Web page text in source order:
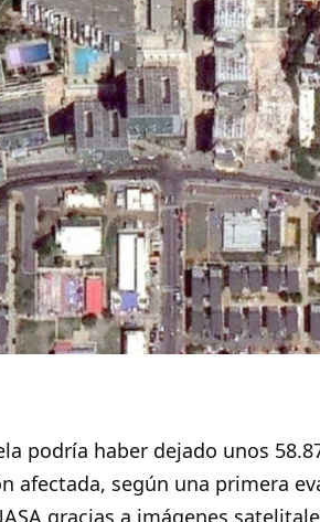
podría haber dejado unos
afectada, según una primera
gracias a imágenes